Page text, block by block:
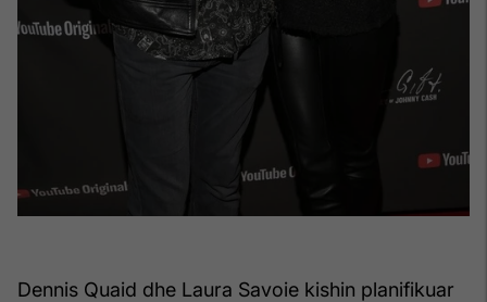
Dennis Quaid dhe Laura Savoie kishin planifikuar